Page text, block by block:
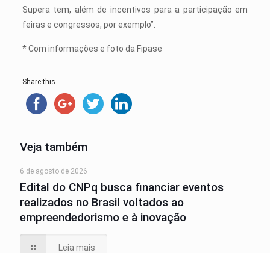
Supera tem, além de incentivos para a participação em
feiras e congressos, por exemplo”.
* Com informações e foto da Fipase
Share this...
Veja também
6 de agosto de 2026
Edital do CNPq busca financiar eventos
realizados no Brasil voltados ao
empreendedorismo e à inovação
Leia mais